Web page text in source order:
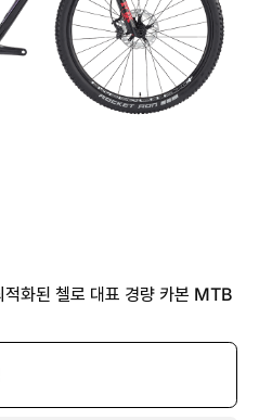
화된 첼로 대표 경량 카본 MTB